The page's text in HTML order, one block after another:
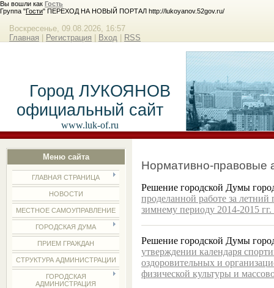
Вы вошли как Гость
Группа "Гости" ПЕРЕХОД НА НОВЫЙ ПОРТАЛ http://lukoyanov.52gov.ru/
Воскресенье, 09.08.2026, 16:57
Главная
Регистрация Вход RSS
Город ЛУКОЯНОВ
официальный сайт
www.luk-of.ru
Меню сайта
ГЛАВНАЯ СТРАНИЦА
НОВОСТИ
МЕСТНОЕ САМОУПРАВЛЕНИЕ
ГОРОДСКАЯ ДУМА
ПРИЕМ ГРАЖДАН
СТРУКТУРА АДМИНИСТРАЦИИ
ГОРОДСКАЯ
АДМИНИСТРАЦИЯ
Нормативно-правовые
Решение городской Думы
проделанной работе за
зимнему периоду 2014-2015
Решение городской Думы
утверждении календаря
оздоровительных и
физической культуры и